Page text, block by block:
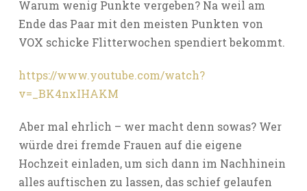
Warum wenig Punkte vergeben? Na weil am
Ende das Paar mit den meisten Punkten von
VOX schicke Flitterwochen spendiert bekommt.
https://www.youtube.com/watch?
v=_BK4nxIHAKM
Aber mal ehrlich – wer macht denn sowas? Wer
würde drei fremde Frauen auf die eigene
Hochzeit einladen, um sich dann im Nachhinein
alles auftischen zu lassen, das schief gelaufen